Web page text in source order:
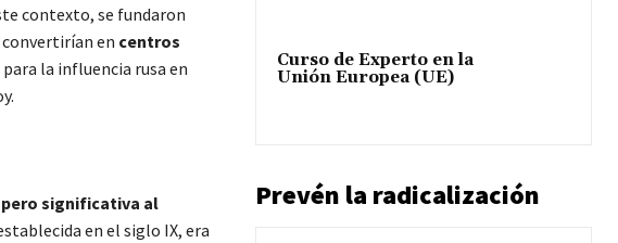
contexto, se fundaron
convertirían en centros
la influencia rusa en
pero significativa al
en el siglo IX, era
Curso de Experto en la
Unión Europea (UE)
Prevén la radicalización